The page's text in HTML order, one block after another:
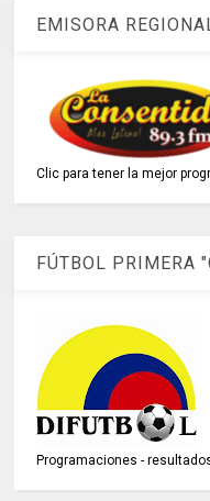
EMISORA
Clic para tener la mejor
FÚTBOL PRIMERA
Programaciones -